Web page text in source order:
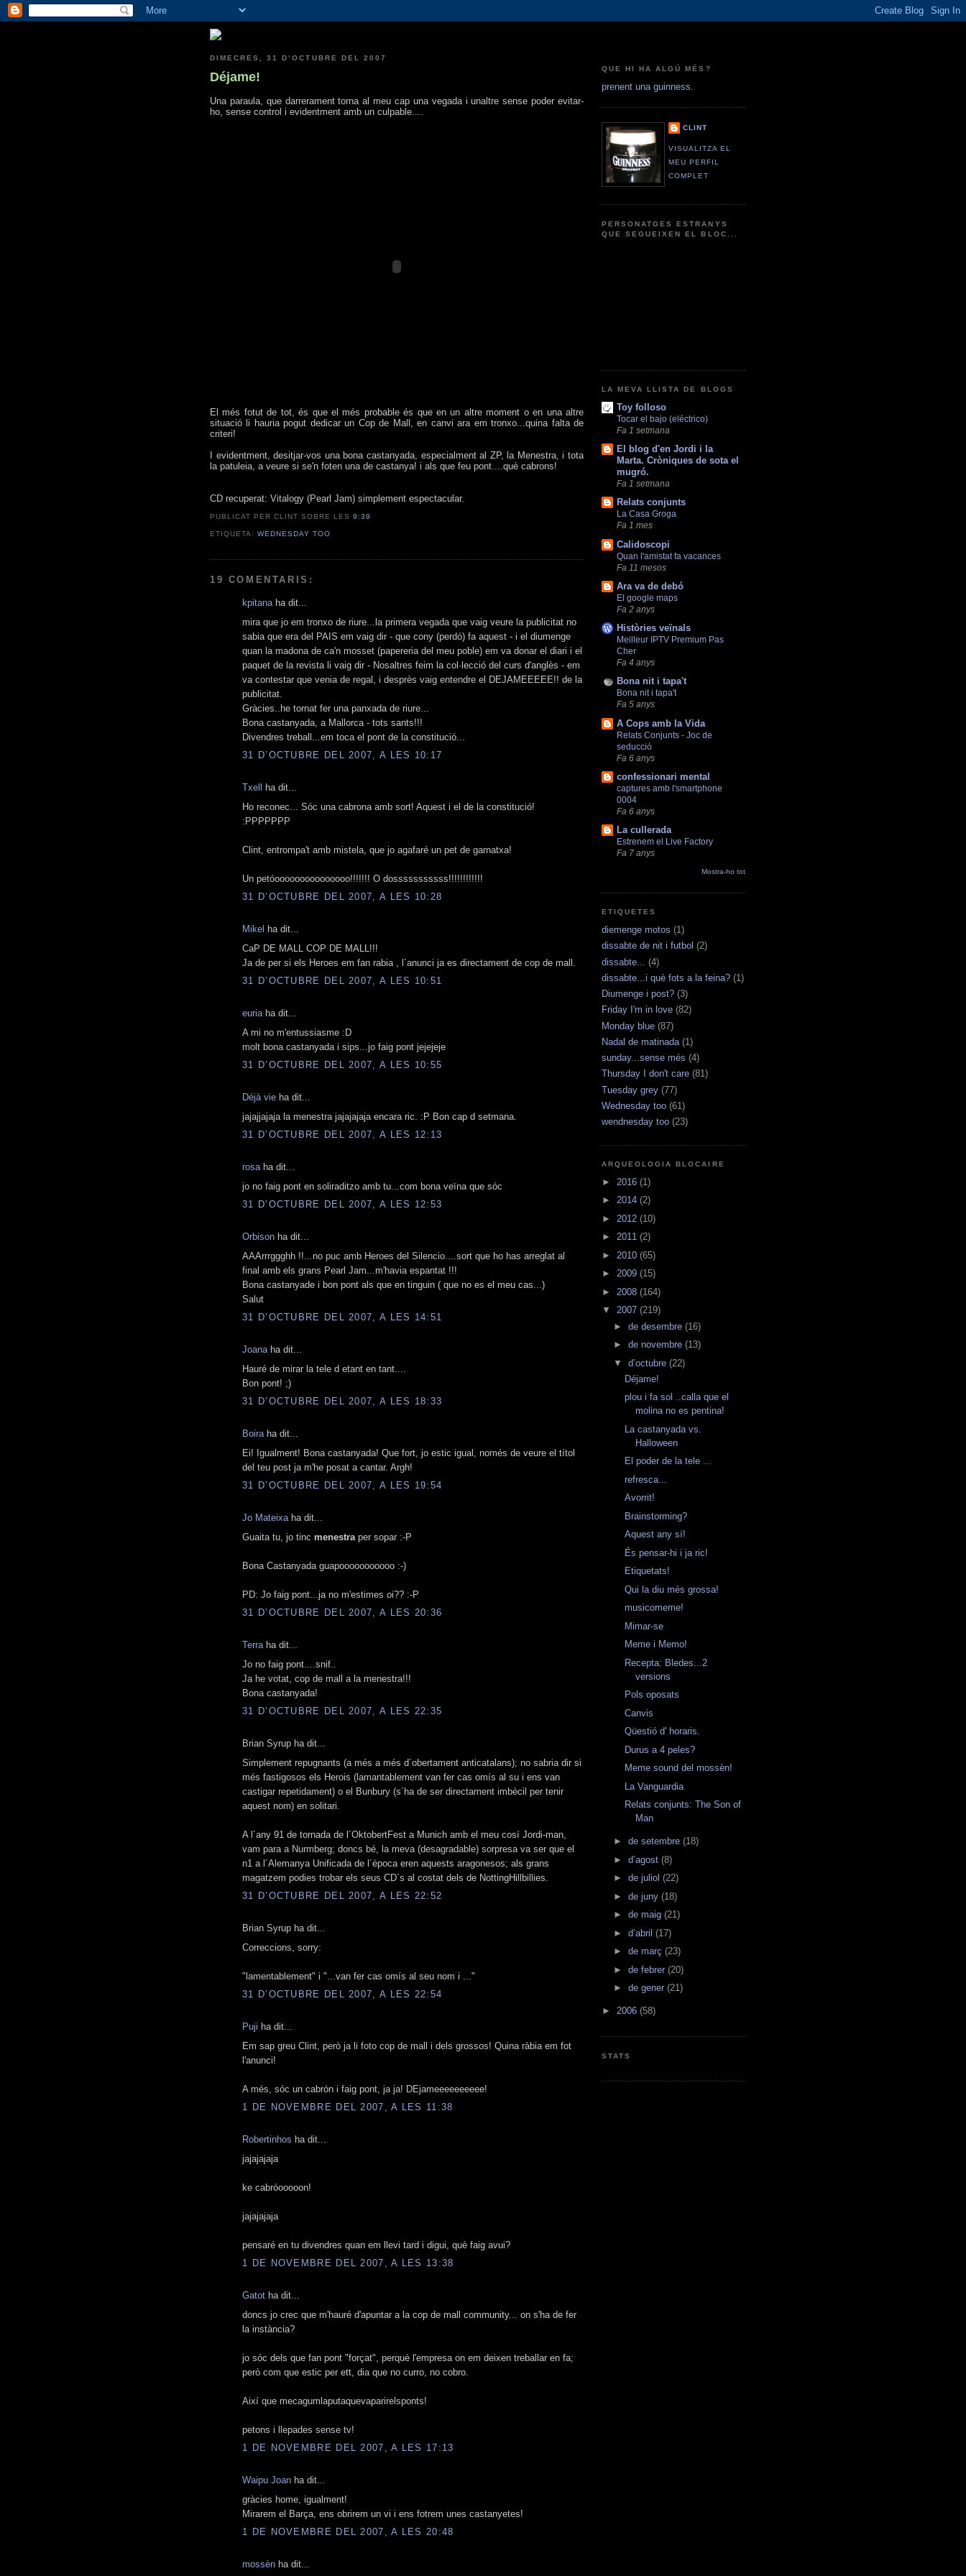
DIMECRES, 31 D’OCTUBRE DEL 2007
Déjame!
Una paraula, que darrerament torna al meu cap una vegada i unaltre sense poder evitar-
ho, sense control i evidentment amb un culpable....
El més fotut de tot, és que el més probable és que en un altre moment o en una altre
situació li hauria pogut dedicar un Cop de Mall, en canvi ara em tronxo...quina falta de
criteri!
I evidentment, desitjar-vos una bona castanyada, especialment al ZP, la Menestra, i tota
la patuleia, a veure si se'n foten una de castanya! i als que feu pont....què cabrons!
CD recuperat: Vitalogy (Pearl Jam) simplement espectacular.
PUBLICAT PER CLINTSOBRE LES9:39
ETIQUETA:WEDNESDAY TOO
19 COMENTARIS:
kpitanaha dit...
mira que jo em tronxo de riure...la primera vegada que vaig veure la publicitat no
sabia que era del PAIS em vaig dir - que cony (perdó) fa aquest - i el diumenge
quan la madona de ca'n mosset (papereria del meu poble) em va donar el diari i el
paquet de la revista li vaig dir - Nosaltres feim la col·lecció del curs d'anglès - em
va contestar que venia de regal, i desprès vaig entendre el DEJAMEEEEE!! de la
publicitat.
Gràcies..he tornat fer una panxada de riure...
Bona castanyada, a Mallorca - tots sants!!!
Divendres treball...em toca el pont de la constitució...
31 D’OCTUBRE DEL 2007, A LES 10:17
Txell
ha dit...
Ho reconec... Sóc una cabrona amb sort! Aquest i el de la constitució!
:PPPPPPP
Clint, entrompa't amb mistela, que jo agafaré un pet de garnatxa!
Un petóooooooooooooooo!!!!!!! O dosssssssssss!!!!!!!!!!!!
31 D’OCTUBRE DEL 2007, A LES 10:28
Mikel ha dit...
CaP DE MALL COP DE MALL!!!
Ja de per si els Heroes em fan rabia , l´anunci ja es directament de cop de mall.
31 D’OCTUBRE DEL 2007, A LES 10:51
euriaha dit...
A mi no m'entussiasme :D
molt bona castanyada i sips...jo faig pont jejejeje
31 D’OCTUBRE DEL 2007, A LES 10:55
Déjà vie ha dit...
jajajjajaja la menestra jajajajaja encara ric. :P Bon cap d setmana.
31 D’OCTUBRE DEL 2007, A LES 12:13
rosaha dit...
jo no faig pont en soliraditzo amb tu...com bona veïna que sóc
31 D’OCTUBRE DEL 2007, A LES 12:53
Orbison ha dit...
AAArrrggghh !!...no puc amb Heroes del Silencio....sort que ho has arreglat al
final amb els grans Pearl Jam...m'havia espantat !!!
Bona castanyade i bon pont als que en tinguin ( que no es el meu cas...)
Salut
31 D’OCTUBRE DEL 2007, A LES 14:51
Joanaha dit...
Hauré de mirar la tele d etant en tant....
Bon pont! ;)
31 D’OCTUBRE DEL 2007, A LES 18:33
Boiraha dit...
Ei! Igualment! Bona castanyada! Que fort, jo estic igual, només de veure el títol
del teu post ja m'he posat a cantar. Argh!
31 D’OCTUBRE DEL 2007, A LES 19:54
Jo Mateixaha dit...
Guaita tu, jo tinc menestra per sopar :-P
Bona Castanyada guapooooooooooo :-)
PD: Jo faig pont...ja no m'estimes oi?? :-P
31 D’OCTUBRE DEL 2007, A LES 20:36
Terraha dit...
Jo no faig pont....snif..
Ja he votat, cop de mall a la menestra!!!
Bona castanyada!
31 D’OCTUBRE DEL 2007, A LES 22:35
Brian Syrup ha dit...
Simplement repugnants (a més a més d´obertament anticatalans); no sabria dir si
més fastigosos els Herois (lamantablement van fer cas omís al su i ens van
castigar repetidament) o el Bunbury (s´ha de ser directament imbècil per tenir
aquest nom) en solitari.
A l´any 91 de tornada de l´OktobertFest a Munich amb el meu cosí Jordi-man,
vam para a Nurmberg; doncs bé, la meva (desagradable) sorpresa va ser que el
n1 a l´Alemanya Unificada de l´època eren aquests aragonesos; als grans
magatzem podies trobar els seus CD´s al costat dels de NottingHillbillies.
31 D’OCTUBRE DEL 2007, A LES 22:52
Brian Syrup ha dit...
Correccions, sorry:
"lamentablement" i "...van fer cas omís al seu nom i ..."
31 D’OCTUBRE DEL 2007, A LES 22:54
Puji ha dit...
Em sap greu Clint, però ja li foto cop de mall i dels grossos! Quina ràbia em fot
l'anunci!
A més, sóc un cabrón i faig pont, ja ja! DEjameeeeeeeeee!
1 DE NOVEMBRE DEL 2007, A LES 11:38
Robertinhos ha dit...
jajajajaja
ke cabróooooon!
jajajajaja
pensaré en tu divendres quan em llevi tard i digui, què faig avui?
1 DE NOVEMBRE DEL 2007, A LES 13:38
Gatot ha dit...
doncs jo crec que m'hauré d'apuntar a la cop de mall community... on s'ha de fer
la instància?
jo sóc dels que fan pont "forçat", perquè l'empresa on em deixen treballar en fa;
però com que estic per ett, dia que no curro, no cobro.
Així que mecagumlaputaquevaparirelsponts!
petons i llepades sense tv!
1 DE NOVEMBRE DEL 2007, A LES 17:13
Waipu Joan ha dit...
gràcies home, igualment!
Mirarem el Barça, ens obrirem un vi i ens fotrem unes castanyetes!
1 DE NOVEMBRE DEL 2007, A LES 20:48
mossèn ha dit...
QUE HI HA ALGÚ MÉS?
prenent una guinness.
CLINT
VISUALITZA EL
MEU PERFIL
COMPLET
PERSONATGES ESTRANYS
QUE SEGUEIXEN EL BLOC...
LA MEVA LLISTA DE BLOGS
Toy folloso
Tocar el bajo (eléctrico)
Fa 1 setmana
El blog d'en Jordi i la
Marta. Cròniques de sota el
mugró.
Fa 1 setmana
Relats conjunts
La Casa Groga
Fa 1 mes
Calidoscopi
Quan l'amistat fa vacances
Fa 11 mesos
Ara va de debó
El google maps
Fa 2 anys
Històries veïnals
Meilleur IPTV Premium Pas
Cher
Fa 4 anys
Bona nit i tapa't
Bona nit i tapa't
Fa 5 anys
A Cops amb la Vida
Relats Conjunts - Joc de
seducció
Fa 6 anys
confessionari mental
captures amb l'smartphone
0004
Fa 6 anys
La cullerada
Estrenem el Live Factory
Fa 7 anys
Mostra-ho tot
ETIQUETES
diemenge motos (1)
dissabte de nit i futbol (2)
dissabte...
(4)
dissabte...i què fots a la feina? (1)
Diumenge i post? (3)
Friday I'm in love (82)
Monday blue (87)
Nadal de matinada (1)
sunday...sense més (4)
Thursday I don't care (81)
Tuesday grey (77)
Wednesday too (61)
wendnesday too (23)
ARQUEOLOGIA BLOCAIRE
► 2016 (1)
► 2014 (2)
► 2012 (10)
► 2011 (2)
► 2010 (65)
► 2009 (15)
► 2008 (164)
▼ 2007 (219)
► de desembre (16)
► de novembre (13)
▼ d’octubre (22)
Déjame!
plou i fa sol ..calla que el
molina no es pentina!
La castanyada vs.
Halloween
El poder de la tele ...
refresca...
Avorrit!
Brainstorming?
Aquest any sí!
És pensar-hi i ja ric!
Etiquetats!
Qui la diu més grossa!
musicomeme!
Mimar-se
Meme i Memo!
Recepta: Bledes...2
versions
Pols oposats
Canvis
Qüestió d' horaris.
Durus a 4 peles?
Meme sound del mossèn!
La Vanguardia
Relats conjunts: The Son of
Man
► de setembre (18)
► d’agost (8)
► de juliol (22)
► de juny (18)
► de maig (21)
► d’abril (17)
► de març (23)
► de febrer (20)
► de gener (21)
► 2006 (58)
STATS